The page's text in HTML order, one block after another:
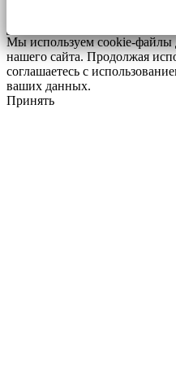
Мы используем cookie-файлы
нашего сайта. Продолжая
соглашаетесь с
ваших данных.
Принять